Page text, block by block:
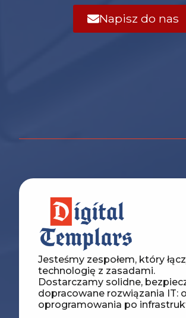
Napisz do nas
Jesteśmy zespołem, który
technologię z zasadami.
Dostarczamy solidne,
dopracowane rozwiązania IT:
oprogramowania po